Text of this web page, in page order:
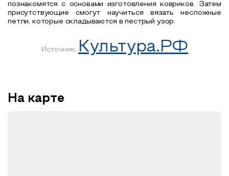
познакомятся с основами изготовления ковриков. Затем
присутствующие смогут научиться вязать несложные
петли, которые складываются в пестрый узор.
Источник: Культура.РФ
На карте